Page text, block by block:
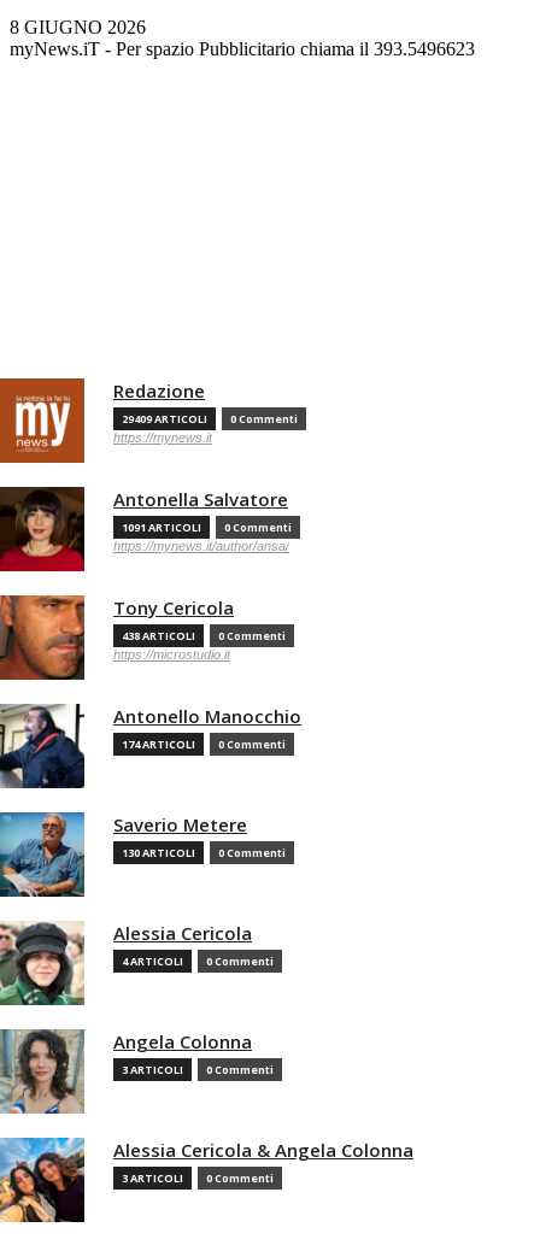
8 GIUGNO 2026
myNews.iT - Per spazio Pubblicitario chiama il 393.5496623
Redazione
29409 ARTICOLI 0 Commenti
https://mynews.it
Antonella Salvatore
1091 ARTICOLI 0 Commenti
https://mynews.it/author/ansa/
Tony Cericola
438 ARTICOLI 0 Commenti
https://microstudio.it
Antonello Manocchio
174 ARTICOLI 0 Commenti
Saverio Metere
130 ARTICOLI 0 Commenti
Alessia Cericola
4 ARTICOLI 0 Commenti
Angela Colonna
3 ARTICOLI 0 Commenti
Alessia Cericola & Angela Colonna
3 ARTICOLI 0 Commenti